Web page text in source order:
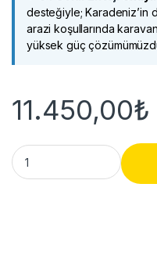
desteğiyle; Karadeniz’in
arazi koşullarında
yüksek güç
11.450,00₺
Mexxsun 12V 2000W